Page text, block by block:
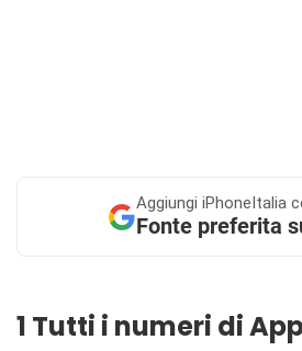
Aggiungi iPhoneItalia
Fonte preferita
1 Tutti i numeri di